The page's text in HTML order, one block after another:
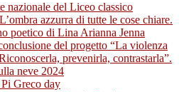
nazionale del Liceo classico
azzurra di tutte le cose chiare.
poetico di Lina Arianna Jenna
del progetto “La violenza
prevenirla, contrastarla”.
neve 2024
Greco day